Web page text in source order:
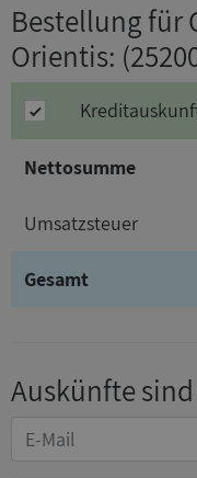
Bestellung für
Orientis:
Nettosumme
Umsatzsteuer
Gesamt
Auskünfte